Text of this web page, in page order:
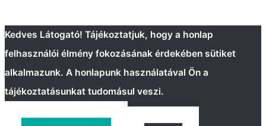
Kedves Látogató! Tájékoztatjuk, hogy a honlap
felhasználói élmény fokozásának érdekében sütiket
alkalmazunk. A honlapunk használatával Ön a
tájékoztatásunkat tudomásul veszi.